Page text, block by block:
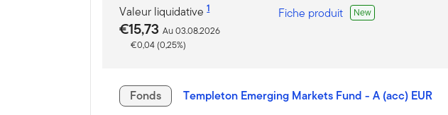
Valeur liquidative1
€15,73Au 03.08.2026
€0,04 (0,25%)
Fiche produit New
Fonds
Templeton Emerging Markets Fund - A (acc) EUR